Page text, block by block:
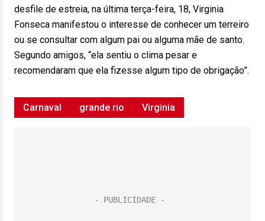
desfile de estreia, na última terça-feira, 18, Virginia
Fonseca manifestou o interesse de conhecer um terreiro
ou se consultar com algum pai ou alguma mãe de santo.
Segundo amigos, “ela sentiu o clima pesar e
recomendaram que ela fizesse algum tipo de obrigação”.
Carnaval grande rio Virginia